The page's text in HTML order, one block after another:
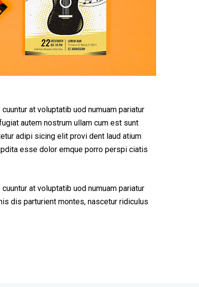
at voluptatib uod numuam pariatur
autem nostrum ullam cum est sunt
adipi sicing elit provi dent laud atium
esse dolor emque porro perspi ciatis
at voluptatib uod numuam pariatur
dis parturient montes, nascetur ridiculus